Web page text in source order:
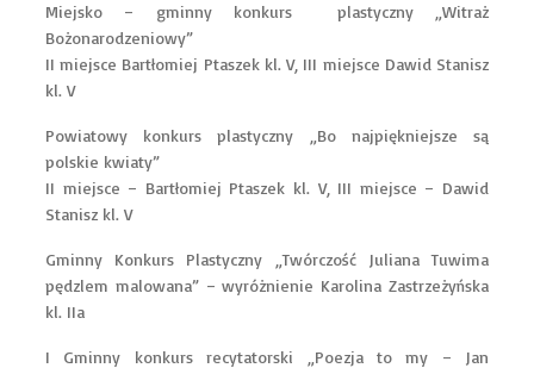
Miejsko – gminny konkurs plastyczny „Witraż
Bożonarodzeniowy”
II miejsce Bartłomiej Ptaszek kl. V, III miejsce Dawid Stanisz
kl. V
Powiatowy konkurs plastyczny „Bo najpiękniejsze są
polskie kwiaty”
II miejsce – Bartłomiej Ptaszek kl. V, III miejsce – Dawid
Stanisz kl. V
Gminny Konkurs Plastyczny „Twórczość Juliana Tuwima
pędzlem malowana” – wyróżnienie Karolina Zastrzeżyńska
kl. IIa
I Gminny konkurs recytatorski „Poezja to my – Jan